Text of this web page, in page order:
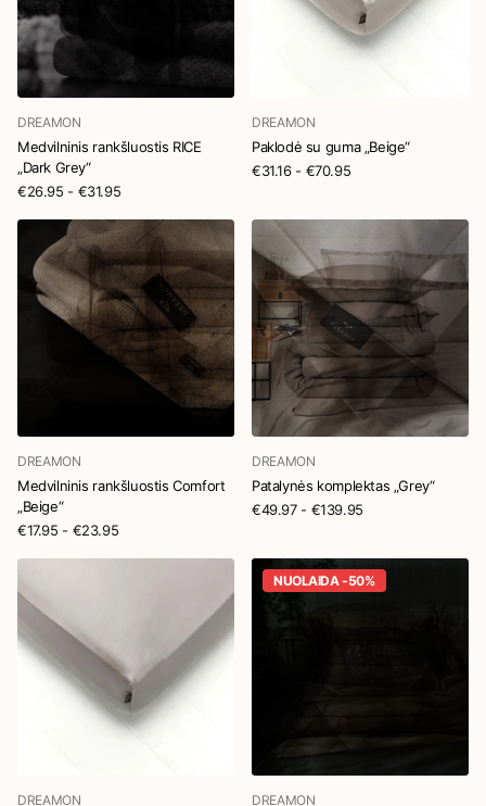
DREAMON
Medvilninis rankšluostis RICE
„Dark Grey“
€26.95 - €31.95
DREAMON
Paklodė su guma „Beige“
€31.16- €70.95
DREAMON
Medvilninis rankšluostis Comfort
„Beige“
€17.95 - €23.95
DREAMON
Patalynės komplektas „Grey“
€49.97- €139.95
DREAMON
NUOLAIDA -50%
DREAMON